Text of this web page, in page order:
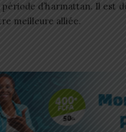
d’harmattan. Il est
meilleure alliée.